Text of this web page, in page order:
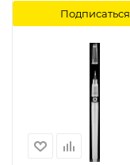
Подписаться